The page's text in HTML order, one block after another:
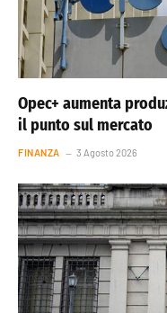
Opec+ aumenta
il punto sul mercato
FINANZA 3 Agosto 2026